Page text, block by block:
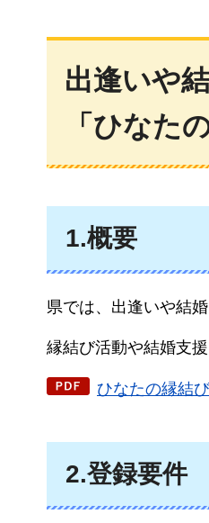
出逢いや
「ひなた
1.概要
県では、出逢いや結
縁結び活動や結婚支
ひなたの縁結
2.登録要件